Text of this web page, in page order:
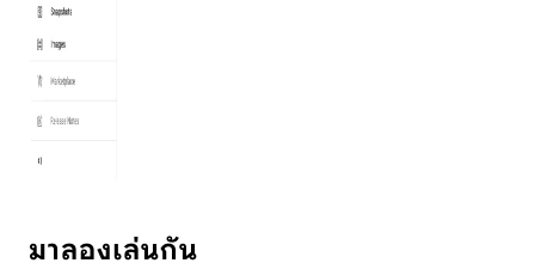
มาลองเล่นกัน